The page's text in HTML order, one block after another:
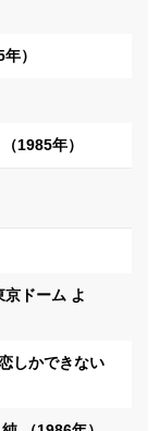
）
1985年）
京ドーム よ
しかできない